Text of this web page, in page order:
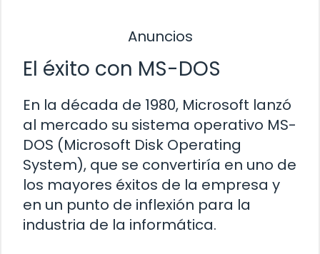
Anuncios
El éxito con MS-DOS
En la década de 1980, Microsoft lanzó
al mercado su sistema operativo MS-
DOS (Microsoft Disk Operating
System), que se convertiría en uno de
los mayores éxitos de la empresa y
en un punto de inflexión para la
industria de la informática.